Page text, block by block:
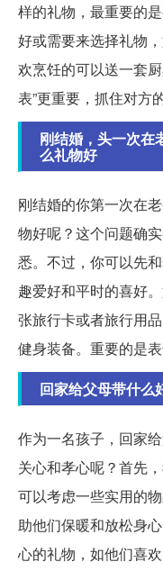
样的礼物，最重要的
好或需要来选择礼物
欢烹饪的可以送一套
表”更重要，抓住对方
刚结婚，头一次在
么礼物好
刚结婚的你第一次在
物好呢？这个问题确
悉。不过，你可以先
趣爱好和平时的喜好
张旅行卡或者旅行用
健身装备。重要的是
回家给父母带什么
作为一名孩子，回家
关心和孝心呢？首先
可以考虑一些实用的
助他们保暖和放松身
心的礼物，如他们喜